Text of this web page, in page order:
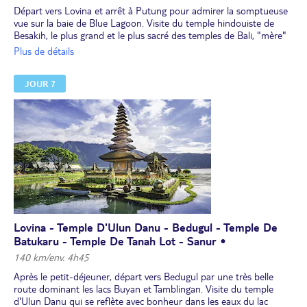
Kerta Gosa » qui a conservé de magnifiques plafonds peints. Enfin,
visite du temple de Goa Lawah et de la grotte aux chauves-souris.
Dîner. Nuit à l'hôtel.
Départ vers Lovina et arrêt à Putung pour admirer la somptueuse
vue sur la baie de Blue Lagoon. Visite du temple hindouiste de
Besakih, le plus grand et le plus sacré des temples de Bali, "mère"
de tous les temples de l'île. Sur les pentes du mont Agung, le
de 80 temples. Puis, vous emprunterez la route pittoresque de
Suter et arriverez au village de montagne de Kintamani.
Déjeuner avec la vue sur le cratère surplombant le volcan et le lac
Batur.
Vous partirez ensuite vers Lovina au nord de l'île. Arrêt en cours de
route et visite des temples de Beji et de Meduwe. Arrivée à la
station balnéaire de Lovina, bordée par une plage de sable noir.
Dîner, nuit à l'hôtel.
Plus de détails
JOUR 7
Lovina - Temple D'Ulun Danu - Bedugul - Temple De
Batukaru - Temple De Tanah Lot - Sanur •
140 km/env. 4h45
Après le petit-déjeuner, départ vers Bedugul par une très belle
route dominant les lacs Buyan et Tamblingan. Visite du temple
d'Ulun Danu qui se reflète avec bonheur dans les eaux du lac